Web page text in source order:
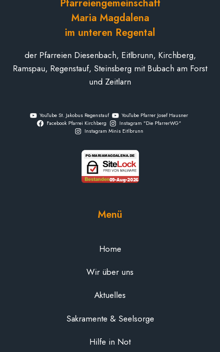
Pfarreiengemeinschaft
Maria Magdalena
im unteren Regental
der Pfarreien Diesenbach, Eitlbrunn, Kirchberg,
Ramspau, Regenstauf, Steinsberg mit Bubach am Forst
und Zeitlarn
YouTube St. Jakobus Regenstauf
YouTube Pfarrer Josef Hausner
Facebook Pfarrei Kirchberg
Instagram "Die PfarrerWG"
Instagram Minis Eitlbrunn
Menü
Home
Wir über uns
Aktuelles
Sakramente & Seelsorge
Hilfe in Not